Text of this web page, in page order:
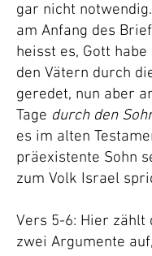
gar nicht
am Anfang des
heisst es, Gott
den Vätern durch
geredet, nun aber
Tage durch den
es im alten
präexistente Sohn
zum Volk Israel
Vers 5-6: Hier zählt
zwei Argumente